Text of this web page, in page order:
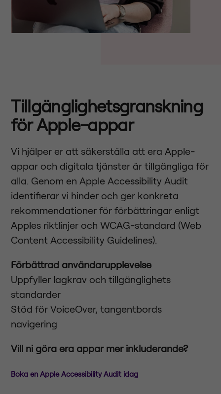
Tillgänglighetsgranskning
för Apple-appar
Vi hjälper er att säkerställa att era Apple-
appar och digitala tjänster är tillgängliga för
alla. Genom en Apple Accessibility Audit
identifierar vi hinder och ger konkreta
rekommendationer för förbättringar enligt
Apples riktlinjer och WCAG-standard (Web
Content Accessibility Guidelines).
Förbättrad användarupplevelse
Uppfyller lagkrav och tillgänglighets
standarder
Stöd för VoiceOver, tangentbords
navigering
Vill ni göra era appar mer inkluderande?
Boka en Apple Accessibility Audit idag